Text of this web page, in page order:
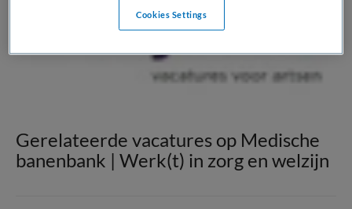
Gerelateerde vacatures op Medische
banenbank | Werk(t) in zorg en welzijn
Cookies Settings